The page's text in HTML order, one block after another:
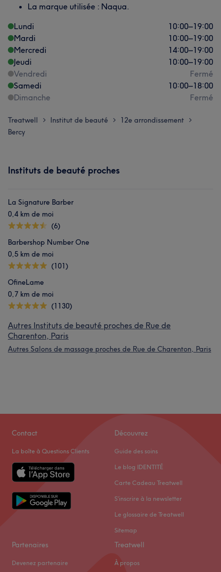
La marque utilisée : Naqua.
Lundi
10:00–19:00
Mardi
10:00–19:00
Mercredi
14:00–19:00
Jeudi
10:00–19:00
Vendredi
Fermé
Samedi
10:00–18:00
Dimanche
Fermé
Treatwell > Institut de beauté > 12e arrondissement >
Bercy
Instituts de beauté proches
La Signature Barber
0,4 km de moi
(6)
Barbershop Number One
0,5 km de moi
(101)
OfineLame
0,7 km de moi
(1130)
Autres Instituts de beauté proches de Rue de
Charenton, Paris
Autres Salons de massage proches de Rue de Charenton, Paris
Contact
La boîte à Questions Clients
Découvrez
Guide des soins
Le blog IDENTITÉ
Carte Cadeau Treatwell
S'inscrire à la newsletter
Le glossaire de Treatwell
Sitemap
Partenaires
Devenez partenaire
Treatwell
À propos